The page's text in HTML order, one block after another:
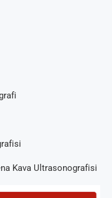
Kava Ultrasonografisi